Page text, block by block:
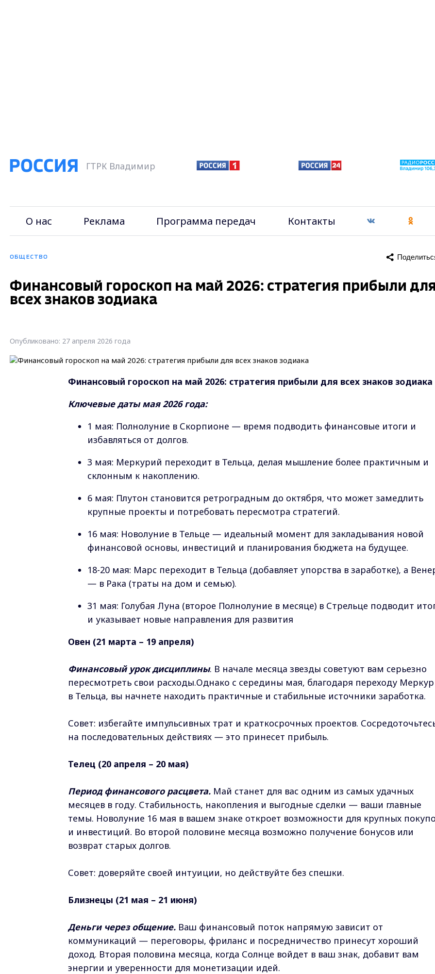
ГТРК Владимир
О нас Реклама Программа передач Контакты
ОБЩЕСТВО
Финансовый гороскоп на май 2026: стратегия прибыли
всех знаков зодиака
Опубликовано: 27 апреля 2026 года
Финансовый гороскоп на май 2026: стратегия прибыли для всех знаков зодиака
Ключевые даты мая 2026 года:
1 мая: Полнолуние в Скорпионе — время подводить финансовые итоги и
избавляться от долгов.
3 мая: Меркурий переходит в Тельца, делая мышление более практичным и
склонным к накоплению.
6 мая: Плутон становится ретроградным до октября, что может замедлить
крупные проекты и потребовать пересмотра стратегий.
16 мая: Новолуние в Тельце — идеальный момент для закладывания новой
финансовой основы, инвестиций и планирования бюджета на будущее.
18-20 мая: Марс переходит в Тельца (добавляет упорства в заработке), а
— в Рака (траты на дом и семью).
31 мая: Голубая Луна (второе Полнолуние в месяце) в Стрельце подводит
и указывает новые направления для развития
Овен (21 марта – 19 апреля)
Финансовый урок дисциплины. В начале месяца звезды советуют вам серьезно
пересмотреть свои расходы.Однако с середины мая, благодаря переходу
в Тельца, вы начнете находить практичные и стабильные источники заработка.
Совет: избегайте импульсивных трат и краткосрочных проектов.
на последовательных действиях — это принесет прибыль.
Телец (20 апреля – 20 мая)
Период финансового расцвета. Май станет для вас одним из самых удачных
месяцев в году. Стабильность, накопления и выгодные сделки — ваши главные
темы. Новолуние 16 мая в вашем знаке откроет возможности для крупных
и инвестиций. Во второй половине месяца возможно получение бонусов или
возврат старых долгов.
Совет: доверяйте своей интуиции, но действуйте без спешки.
Близнецы (21 мая – 21 июня)
Деньги через общение. Ваш финансовый поток напрямую зависит от
коммуникаций — переговоры, фриланс и посредничество принесут хороший
доход. Вторая половина месяца, когда Солнце войдет в ваш знак, добавит вам
энергии и уверенности для монетизации идей.